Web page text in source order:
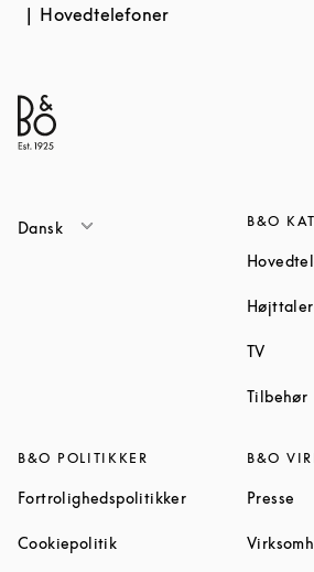
Hovedtelefoner
Dansk B&O
TVLink
Tilbehør
B&O POLITIKKER
FortrolighedspolitikkerLink Opens in
CookiepolitikLink Opens in New Tab
B&O
Presse